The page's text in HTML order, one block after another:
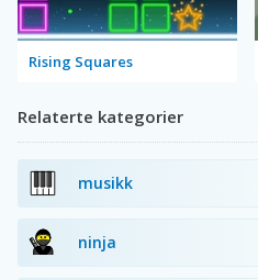
Rising Squares
Relaterte kategorier
musikk
ninja